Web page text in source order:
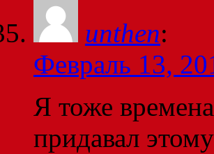
unthen:
Февраль 13,
Я тоже
придавал